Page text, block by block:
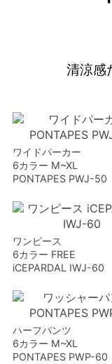
清涼感
ワイドパーカー
6カラー M~XL
PONTAPES PWJ-50
ワンピース
6カラー FREE
iCEPARDAL IWJ-60
ハーフパンツ
6カラー M~XL
PONTAPES PWP-60